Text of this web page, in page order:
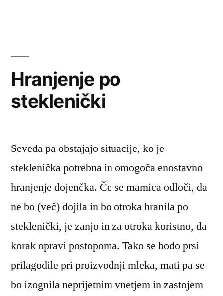
Hranjenje po
steklenički
Seveda pa obstajajo situacije, ko je
steklenička potrebna in omogoča enostavno
hranjenje dojenčka. Če se mamica odloči, da
ne bo (več) dojila in bo otroka hranila po
steklenički, je zanjo in za otroka koristno, da
korak opravi postopoma. Tako se bodo prsi
prilagodile pri proizvodnji mleka, mati pa se
bo izognila neprijetnim vnetjem in zastojem